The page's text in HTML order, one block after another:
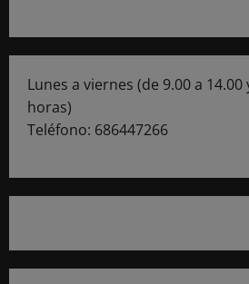
Lunes a viernes (de 9.00 a 14.00
horas)
Teléfono: 686447266